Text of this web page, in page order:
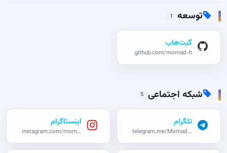
توسعه 1
گیت‌هاب
github.com/momad-h
شبکه اجتماعی 5
تلگرام
telegram.me/Momadho
اینستاگرام
instagram.com/momad_h